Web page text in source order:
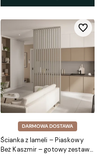
DARMOWA DOSTAWA
Ścianka z lameli – Piaskowy
Beż Kaszmir – gotowy zestaw
Do